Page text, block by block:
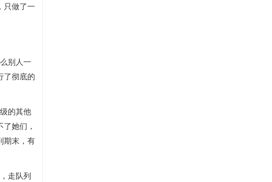
只做了一
别人一
了彻底的
的其他
她们，
期末，有
走队列